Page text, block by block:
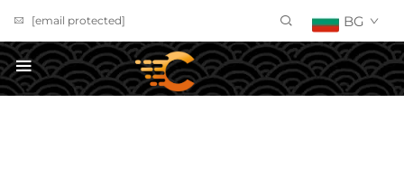
[email protected] BG